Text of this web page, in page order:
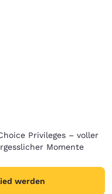
Privileges – voller
Momente
werden